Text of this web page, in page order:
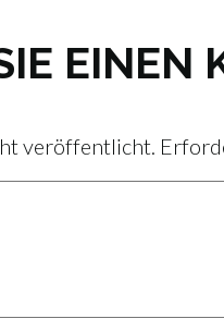
EINEN
veröffentlicht.